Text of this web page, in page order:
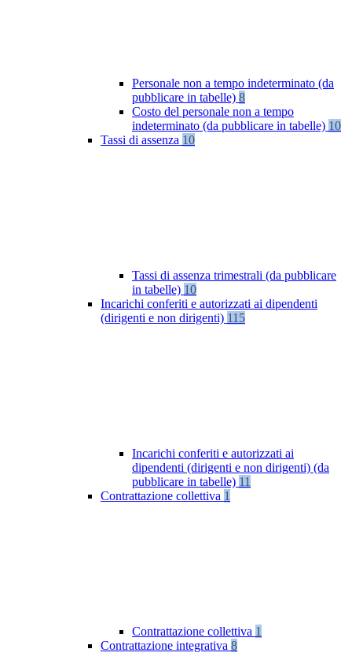
Personale non a tempo indeterminato (da
pubblicare in tabelle) 8
Costo del personale non a tempo
indeterminato (da pubblicare in tabelle) 10
Tassi di assenza 10
Tassi di assenza trimestrali (da pubblicare
in tabelle) 10
Incarichi conferiti e autorizzati ai dipendenti
(dirigenti e non dirigenti) 115
Incarichi conferiti e autorizzati ai
dipendenti (dirigenti e non dirigenti) (da
pubblicare in tabelle) 11
Contrattazione collettiva 1
Contrattazione collettiva 1
Contrattazione integrativa 8